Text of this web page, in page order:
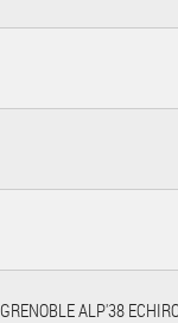
GRENOBLE ALP'38